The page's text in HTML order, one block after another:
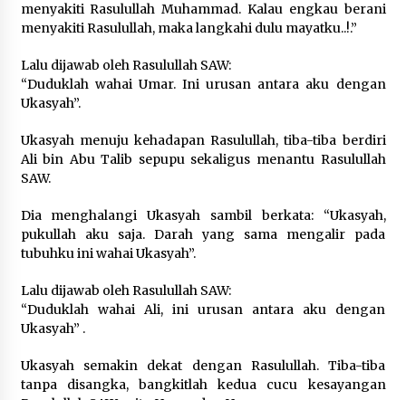
menyakiti Rasulullah Muhammad. Kalau engkau berani
menyakiti Rasulullah, maka langkahi dulu mayatku..!.”
Lalu dijawab oleh Rasulullah SAW:
“Duduklah wahai Umar. Ini urusan antara aku dengan
Ukasyah”.
Ukasyah menuju kehadapan Rasulullah, tiba-tiba berdiri
Ali bin Abu Talib sepupu sekaligus menantu Rasulullah
SAW.
Dia menghalangi Ukasyah sambil berkata: “Ukasyah,
pukullah aku saja. Darah yang sama mengalir pada
tubuhku ini wahai Ukasyah”.
Lalu dijawab oleh Rasulullah SAW:
“Duduklah wahai Ali, ini urusan antara aku dengan
Ukasyah” .
Ukasyah semakin dekat dengan Rasulullah. Tiba-tiba
tanpa disangka, bangkitlah kedua cucu kesayangan